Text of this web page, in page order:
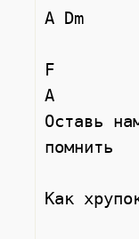
A Dm
F
A
Оставь
помнить
Как